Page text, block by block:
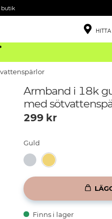
butik
Armband i 18k
med
299kr
Guld
Finns i lager